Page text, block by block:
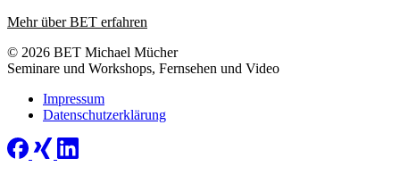
Mehr über BET erfahren
© 2026 BET Michael Mücher
Seminare und Workshops, Fernsehen und Video
Impressum
Datenschutzerklärung